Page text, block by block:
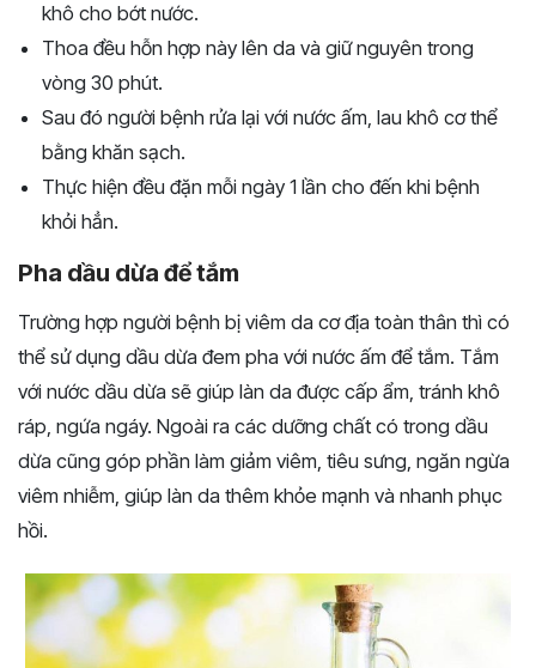
khô cho bớt nước.
Thoa đều hỗn hợp này lên da và giữ nguyên trong
vòng 30 phút.
Sau đó người bệnh rửa lại với nước ấm, lau khô cơ thể
bằng khăn sạch.
Thực hiện đều đặn mỗi ngày 1 lần cho đến khi bệnh
khỏi hẳn.
Pha dầu dừa để tắm
Trường hợp người bệnh bị viêm da cơ địa toàn thân thì có
thể sử dụng dầu dừa đem pha với nước ấm để tắm. Tắm
với nước dầu dừa sẽ giúp làn da được cấp ẩm, tránh khô
ráp, ngứa ngáy. Ngoài ra các dưỡng chất có trong dầu
dừa cũng góp phần làm giảm viêm, tiêu sưng, ngăn ngừa
viêm nhiễm, giúp làn da thêm khỏe mạnh và nhanh phục
hồi.